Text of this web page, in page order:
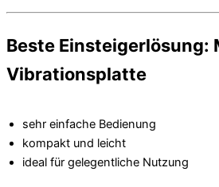
Beste Einsteigerlösung:
Vibrationsplatte
sehr einfache Bedienung
kompakt und leicht
ideal für gelegentliche Nutzung